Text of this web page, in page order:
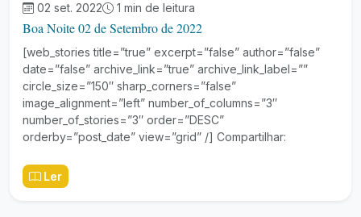
02 set. 2022 1 min de leitura
Boa Noite 02 de Setembro de 2022
[web_stories title=”true” excerpt=”false” author=”false”
date=”false” archive_link=”true” archive_link_label=””
circle_size=”150″ sharp_corners=”false”
image_alignment=”left” number_of_columns=”3″
number_of_stories=”3″ order=”DESC”
orderby=”post_date” view=”grid” /] Compartilhar:
Ler